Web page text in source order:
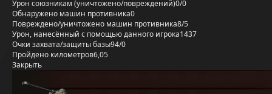
Урон союзникам (уничтожено/повреждений)0/0
Обнаружено машин противника0
Повреждено/уничтожено машин противника8/5
Урон, нанесённый с помощью данного игрока1437
Очки захвата/защиты базы94/0
Пройдено километров6,05
Закрыть